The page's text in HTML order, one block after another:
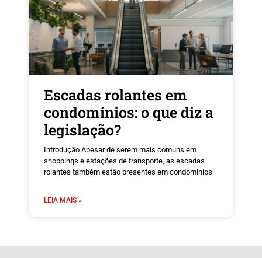
Escadas rolantes em
condomínios: o que diz a
legislação?
Introdução Apesar de serem mais comuns em
shoppings e estações de transporte, as escadas
rolantes também estão presentes em condomínios
LEIA MAIS »